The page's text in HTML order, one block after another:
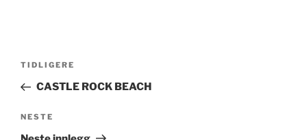
Innleggsnavigasjon
Forrige
innlegg
TIDLIGERE
CASTLE ROCK BEACH
Neste
innlegg
NESTE